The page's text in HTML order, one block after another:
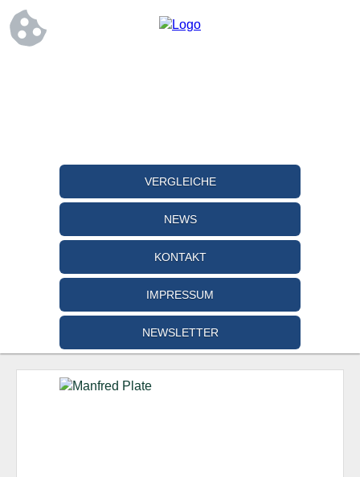
VERGLEICHE
NEWS
KONTAKT
IMPRESSUM
NEWSLETTER